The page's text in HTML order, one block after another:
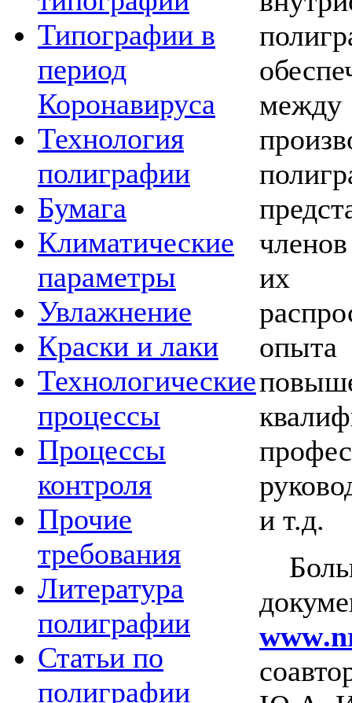
Типографии в
период
Коронавируса
Технология
полиграфии
Бумага
Климатические
параметры
Увлажнение
Краски и лаки
Технологические
процессы
Процессы
контроля
Прочие
требования
Литература
полиграфии
Статьи по
полиграфии
их
и т.д.
www.